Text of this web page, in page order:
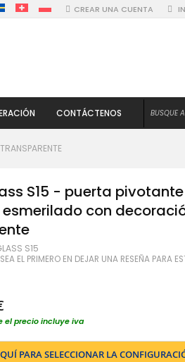
CREAR UNA CUENTA
CONTÁCTENOS
S15 - puerta
con
S15
SEA EL PRIMERO EN DEJAR UNA RESEÑA PARA
el precio incluye iva
PARA SELECCIONAR LA